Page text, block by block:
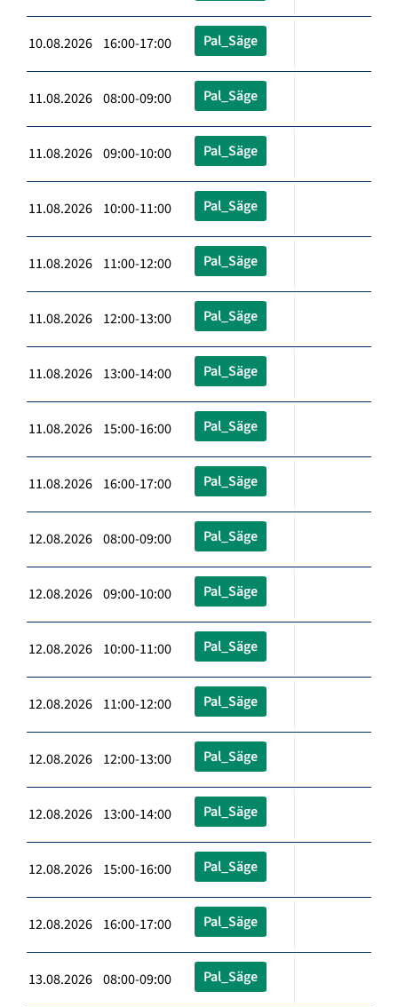
10.08.2026 16:00-17:00 Pal_Säge
11.08.2026 08:00-09:00 Pal_Säge
11.08.2026 09:00-10:00 Pal_Säge
11.08.2026 10:00-11:00 Pal_Säge
11.08.2026 11:00-12:00 Pal_Säge
11.08.2026 12:00-13:00 Pal_Säge
11.08.2026 13:00-14:00 Pal_Säge
11.08.2026 15:00-16:00 Pal_Säge
11.08.2026 16:00-17:00 Pal_Säge
12.08.2026 08:00-09:00 Pal_Säge
12.08.2026 09:00-10:00 Pal_Säge
12.08.2026 10:00-11:00 Pal_Säge
12.08.2026 11:00-12:00 Pal_Säge
12.08.2026 12:00-13:00 Pal_Säge
12.08.2026 13:00-14:00 Pal_Säge
12.08.2026 15:00-16:00 Pal_Säge
12.08.2026 16:00-17:00 Pal_Säge
13.08.2026 08:00-09:00 Pal_Säge